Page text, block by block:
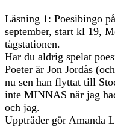
Läsning 1: Poesibingo
september, start kl 19,
tågstationen.
Har du aldrig spelat
Poeter är Jon Jordås
nu sen han flyttat till
inte MINNAS när jag
och jag.
Uppträder gör Amanda